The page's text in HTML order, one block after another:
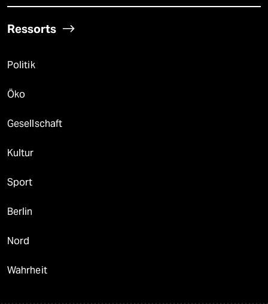
Ressorts
Politik
Öko
Gesellschaft
Kultur
Sport
Berlin
Nord
Wahrheit